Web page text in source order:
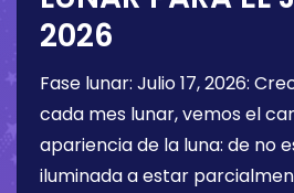
2026
Fase lunar: Julio 17, 2026:
cada mes lunar, vemos el
apariencia de la luna: de no
iluminada a estar